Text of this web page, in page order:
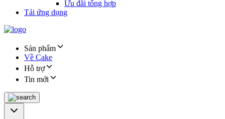
Ưu đãi tổng hợp
Tải ứng dụng
Sản phẩm
Về Cake
Hỗ trợ
Tin mới